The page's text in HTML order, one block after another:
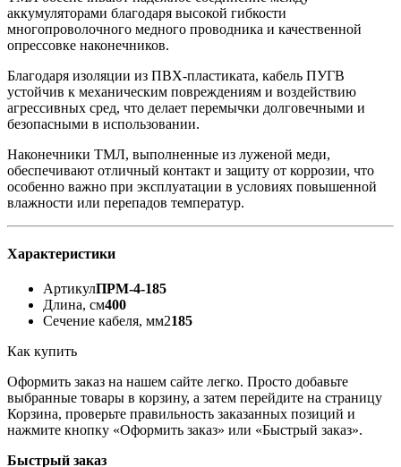
аккумуляторами благодаря высокой гибкости
многопроволочного медного проводника и качественной
опрессовке наконечников.
Благодаря изоляции из ПВХ-пластиката, кабель ПУГВ
устойчив к механическим повреждениям и воздействию
агрессивных сред, что делает перемычки долговечными и
безопасными в использовании.
Наконечники ТМЛ, выполненные из луженой меди,
обеспечивают отличный контакт и защиту от коррозии, что
особенно важно при эксплуатации в условиях повышенной
влажности или перепадов температур.
Характеристики
АртикулПРМ-4-185
Длина, см400
Сечение кабеля, мм2185
Как купить
Оформить заказ на нашем сайте легко. Просто добавьте
выбранные товары в корзину, а затем перейдите на страницу
Корзина, проверьте правильность заказанных позиций и
нажмите кнопку «Оформить заказ» или «Быстрый заказ».
Быстрый заказ